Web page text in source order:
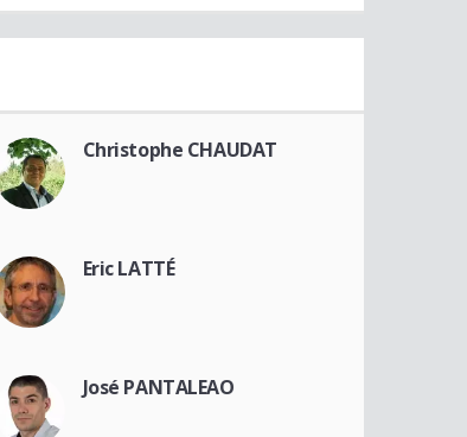
Christophe CHAUDAT
Eric LATTÉ
José PANTALEAO